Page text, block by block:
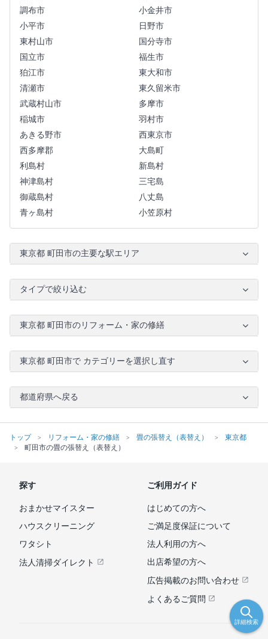
調布市
小金井市
小平市
日野市
東村山市
国分寺市
国立市
福生市
狛江市
東大和市
清瀬市
東久留米市
武蔵村山市
多摩市
稲城市
羽村市
あきる野市
西東京市
西多摩郡
大島町
利島村
新島村
神津島村
三宅島
御蔵島村
八丈島
青ヶ島村
小笠原村
東京都 町田市の主要な駅エリア
タイプで絞り込む
東京都 町田市のリフォーム・家の修繕
東京都 町田市で カテゴリーを選択し直す
都道府県へ戻る
トップ リフォーム・家の修繕 畳の張替え（表替え）
東京都
町田市の畳の張替え（表替え）
詳細検索
探す
おまかせマイスター
ハウスクリーニング
ワタシト
法人清掃ダイレクト
ご利用ガイド
はじめての方へ
ご満足度保証について
法人利用の方へ
出店希望の方へ
広告掲載のお問い合わせ
よくあるご質問